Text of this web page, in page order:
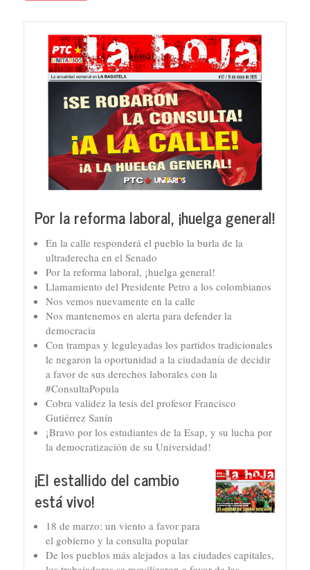
Por la reforma laboral, ¡huelga general!
En la calle responderá el pueblo la burla de la
ultraderecha en el Senado
Por la reforma laboral, ¡huelga general!
Llamamiento del Presidente Petro a los colombianos
Nos vemos nuevamente en la calle
Nos mantenemos en alerta para defender la
democracia
Con trampas y leguleyadas los partidos tradicionales
le negaron la oportunidad a la ciudadanía de decidir
a favor de sus derechos laborales con la
#ConsultaPopula
Cobra validez la tesis del profesor Francisco
Gutiérrez Sanín
¡Bravo por los estudiantes de la Esap, y su lucha por
la democratización de su Universidad!
¡El estallido del cambio
está vivo!
18 de marzo: un viento a favor para
el gobierno y la consulta popular
De los pueblos más alejados a las ciudades capitales,